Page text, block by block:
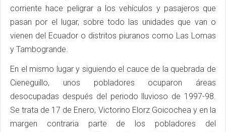
corriente hace peligrar a los vehículos y pasajeros que
pasan por el lugar, sobre todo las unidades que van o
vienen del Ecuador o distritos piuranos como Las Lomas
y Tambogrande.
En el mismo lugar y siguiendo el cauce de la quebrada de
Cieneguillo, unos pobladores ocuparon áreas
desocupadas después del periodo lluvioso de 1997-98.
Se trata de 17 de Enero, Victorino Elorz Goicochea y en la
margen contraria parte de los pobladores del